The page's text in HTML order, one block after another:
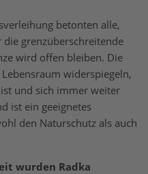
betonten alle,
grenzüberschreitende
wird offen bleiben. Die
widerspiegeln,
und sich immer weiter
ist ein geeignetes
den Naturschutz als auch
wurden Radka